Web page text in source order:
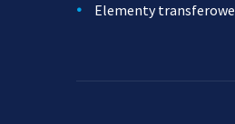
Elementy transferowe